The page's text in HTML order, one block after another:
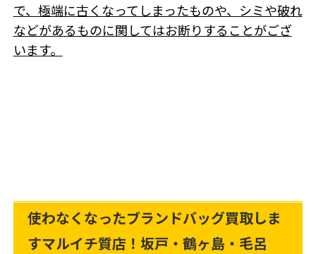
で、極端に古くなってしまったものや、シミや破れ
などがあるものに関してはお断りすることがござ
います。
使わなくなったブランドバッグ買取しま
すマルイチ質店！坂戸・鶴ヶ島・毛呂